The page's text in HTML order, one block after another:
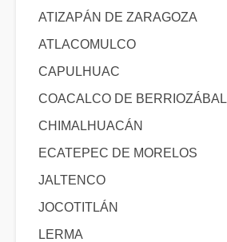
ATIZAPÁN DE ZARAGOZA
ATLACOMULCO
CAPULHUAC
COACALCO DE BERRIOZÁBAL
CHIMALHUACÁN
ECATEPEC DE MORELOS
JALTENCO
JOCOTITLÁN
LERMA